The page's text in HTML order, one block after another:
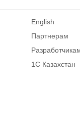
English
Партнерам
1С Казахстан